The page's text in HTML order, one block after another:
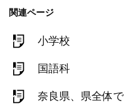
関連ページ
小学校
国語科
奈良県、県全体